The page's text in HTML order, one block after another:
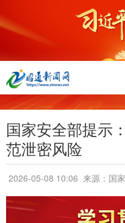
国家安全部提示
范泄密风险
2026-05-08 10:06 来源：国